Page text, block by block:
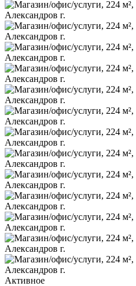
Активное